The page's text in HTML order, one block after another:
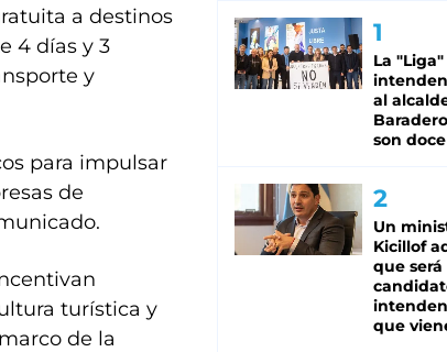
a destinos
4 días y 3
y
para impulsar
de
turística y
de la
La
al
son doce
Un
Kicillof
que será
que